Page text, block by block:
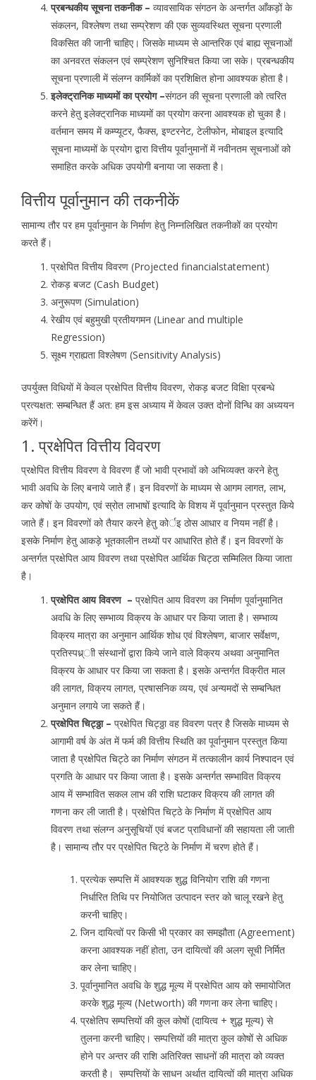
प्रबन्धकीय सूचना तकनीक – व्यावसायिक संगठन के अन्तर्गत आँकड़ों के
संकलन, विश्लेषण तथा सम्प्रेशण की एक सुव्यवस्थित सूचना प्रणाली
विकसित की जानी चाहिए। जिसके माध्यम से आन्तरिक एवं बाह्य सूचनाओं
का अनवरत संकलन एवं सम्प्रेशण सुनिश्चित किया जा सके। प्रबन्धकीय
सूचना प्रणाली में संलग्न कार्मिकों का प्रशिक्षित होना आवश्यक होता है।
इलेक्ट्रानिक माध्यमों का प्रयोग –संगठन की सूचना प्रणाली को त्वरित
करने हेतु इलेक्ट्रानिक माध्यमों का प्रयोग करना आवश्यक हो चुका है।
वर्तमान समय में कम्प्यूटर, फैक्स, इण्टरनेट, टेलीफोन, मोबाइल इत्यादि
सूचना माध्यमों के प्रयोग द्वारा वित्तीय पूर्वानुमानों में नवीनतम सूचनाओं को
समाहित करके अधिक उपयोगी बनाया जा सकता है।
वित्तीय पूर्वानुमान की तकनीकें
सामान्य तौर पर हम पूर्वानुमान के निर्माण हेतु निम्नलिखित तकनीकों का प्रयोग
करते हैं।
प्रक्षेपित वित्तीय विवरण (Projected financialstatement)
रोकड़ बजट (Cash Budget)
अनुरूपण (Simulation)
रेखीय एवं बहुमुखी प्रतीयगमन (Linear and multiple
Regression)
सूक्ष्म ग्राह्यता विश्लेषण (Sensitivity Analysis)
उपर्युक्त विधियों में केवल प्रक्षेपित वित्तीय विवरण, रोकड़ बजट विक्षिा प्रबन्धे
प्रत्यक्षत: सम्बन्धित हैं अत: हम इस अध्याय में केवल उक्त दोनों विन्धि का अध्ययन
करेंगें।
1. प्रक्षेपित वित्तीय विवरण
प्रक्षेपित वित्तीय विवरण वे विवरण हैं जो भावी प्रभावों को अभिव्यक्त करने हेतु
भावी अवधि के लिए बनाये जाते हैं। इन विवरणों के माध्यम से आगम लागत, लाभ,
कर कोषों के उपयोग, एवं स्रोत लाभाषों इत्यादि के विशय में पूर्वानुमान प्रस्तुत किये
जाते हैं। इन विवरणों को तैयार करने हेतु कोर्इ ठोस आधार व नियम नहीं है।
इसके निर्माण हेतु आकड़े भूतकालीन तथ्यों पर आधारित होते हैं। इन विवरणों के
अन्तर्गत प्रक्षेपित आय विवरण तथा प्रक्षेपित आर्थिक चिट्ठा सम्मिलित किया जाता
है।
प्रक्षेपित आय विवरण – प्रक्षेपित आय विवरण का निर्माण पूर्वानुमानित
अवधि के लिए सम्भाव्य विक्रय के आधार पर किया जाता है। सम्भाव्य
विक्रय मात्रा का अनुमान आर्थिक शोध एवं विश्लेषण, बाजार सर्वेक्षण,
प्रतिस्पध्र्ाी संस्थानों द्वारा किये जाने वाले विक्रय अथवा अनुमानित
विक्रय के आधार पर किया जा सकता है। इसके अन्तर्गत विक्रीत माल
की लागत, विक्रय लागत, प्रषासनिक व्यय, एवं अन्यमदों से सम्बन्धित
अनुमान लगाये जा सकते हैं।
प्रक्षेपित चिट्ठ्ठा – प्रक्षेपित चिट्ठ्ठा वह विवरण पत्र है जिसके माध्यम से
आगामी वर्ष के अंत में फर्म की वित्तीय स्थिति का पूर्वानुमान प्रस्तुत किया
जाता है प्रक्षेपित चिट्ठे का निर्माण संगठन में तत्कालीन कार्य निश्पादन एवं
प्रगति के आधार पर किया जाता है। इसके अन्तर्गत सम्भावित विक्रय
आय में सम्भावित सकल लाभ की राशि घटाकर विक्रय की लागत की
गणना कर ली जाती है। प्रक्षेपित चिट्ठे के निर्माण में प्रक्षेपित आय
विवरण तथा संलग्न अनुसूचियों एवं बजट प्राविधानों की सहायता ली जाती
है। सामान्य तौर पर प्रक्षेपित चिट्ठे के निर्माण में चरण होते हैं।
प्रत्येक सम्पत्ति में आवश्यक शुद्ध विनियोग राशि की गणना
निर्धारित तिथि पर नियोजित उत्पादन स्तर को चालू रखने हेतु
करनी चाहिए।
जिन दायित्वों पर किसी भी प्रकार का समझौता (Agreement)
करना आवश्यक नहीं होता, उन दायित्वों की अलग सूची निर्मित
कर लेना चाहिए।
पूर्वानुमानित अवधि के शुद्ध मूल्य में प्रक्षेपित आय को समायोजित
करके शुद्ध मूल्य (Networth) की गणना कर लेना चाहिए।
प्रक्षेतिप सम्पत्तियों की कुल कोषों (दायित्व + शुद्ध मूल्य) से
तुलना करनी चाहिए। सम्पत्तियों की मात्रा कुल कोषों से अधिक
होने पर अन्तर की राशि अतिरिक्त साधनों की मात्रा को व्यक्त
करती है। सम्पत्तियों के साधन अर्थात दायित्वों की मात्रा अधिक